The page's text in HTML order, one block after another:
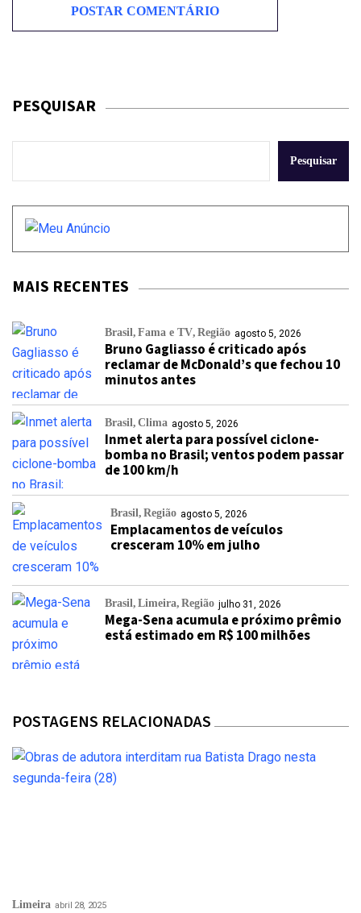
PESQUISAR
Pesquisar
MAIS RECENTES
Brasil Fama e TV Região agosto 5, 2026
Bruno Gagliasso é criticado após
reclamar de McDonald’s que fechou 10
minutos antes
Brasil Clima agosto 5, 2026
Inmet alerta para possível ciclone-
bomba no Brasil; ventos podem passar
de 100 km/h
Brasil Região agosto 5, 2026
Emplacamentos de veículos
cresceram 10% em julho
Brasil Limeira Região julho 31, 2026
Mega-Sena acumula e próximo prêmio
está estimado em R$ 100 milhões
POSTAGENS RELACIONADAS
Limeira abril 28, 2025